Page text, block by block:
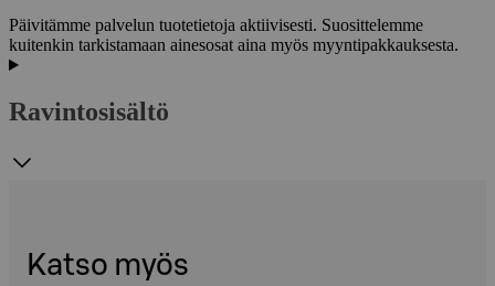
Päivitämme palvelun tuotetietoja aktiivisesti. Suosittelemme
kuitenkin tarkistamaan ainesosat aina myös myyntipakkauksesta.
Ravintosisältö
Katso myös